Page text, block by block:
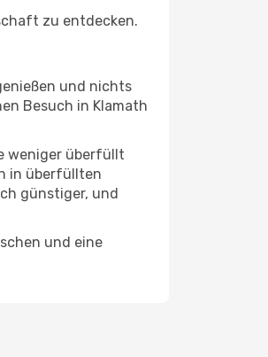
zu entdecken.
und nichts
Besuch in Klamath
weniger überfüllt
in überfüllten
günstiger, und
und eine